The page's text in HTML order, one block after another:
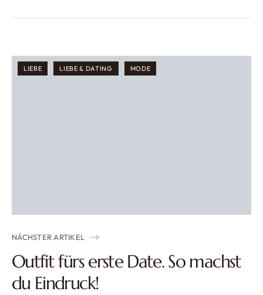
LIEBE LIEBE & DATING MODE
NÄCHSTER ARTIKEL
Outfit fürs erste Date. So machst
du Eindruck!